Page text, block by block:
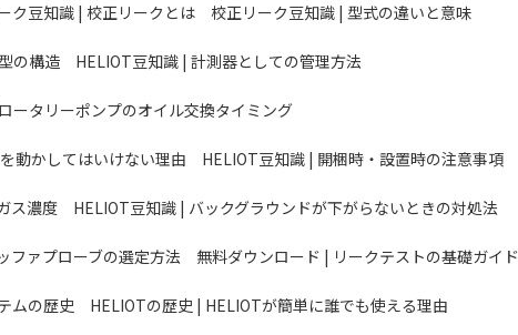
ク豆知識 | 校正リークとは 校正リーク豆知識 | 型式の違いと意味
の構造 HELIOT豆知識 | 計測器としての管理方法
ータリーポンプのオイル交換タイミング
動かしてはいけない理由 HELIOT豆知識 | 開梱時・設置時の注意事項
ス濃度 HELIOT豆知識 | バックグラウンドが下がらないときの対処法
ファプローブの選定方法 無料ダウンロード | リークテストの基礎ガイド
ムの歴史 HELIOTの歴史 | HELIOTが簡単に誰でも使える理由